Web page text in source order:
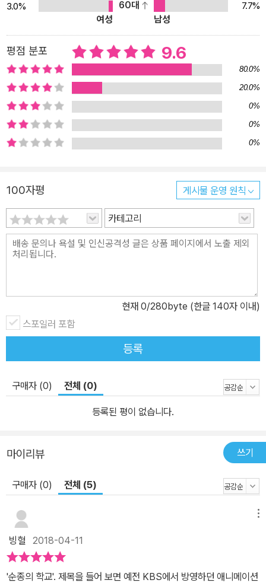
3.0% 60대
7.7%
여성
남성
평점 분포 9.6
80.0%
20.0%
0%
0%
0%
100자평 게시물 운영 원칙
카테고리
현재 0/280byte (한글 140자 이내)
스포일러 포함
등록
구매자 (0) 전체 (0)
등록된 평이 없습니다.
마이리뷰 쓰기
구매자 (0) 전체 (5)
빙혈 2018-04-11
'순종의 학교'. 제목을 들어 보면 예전 KBS에서 방영하던 애니메이션